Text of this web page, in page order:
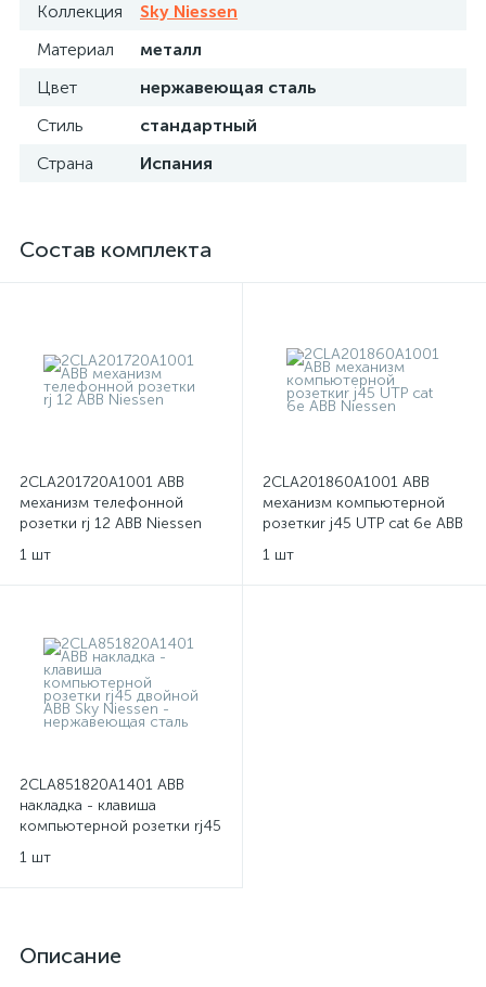
Коллекция
Sky Niessen
Материал
металл
Цвет
нержавеющая сталь
Стиль
стандартный
Страна
Испания
Состав комплекта
2CLA201720A1001 ABB
механизм телефонной
розетки rj 12 ABB Niessen
1 шт
2CLA201860A1001 ABB
механизм компьютерной
розеткиr j45 UTP cat 6e ABB
1 шт
2CLA851820A1401 ABB
накладка - клавиша
компьютерной розетки rj45
нержавеющая сталь
1 шт
Описание